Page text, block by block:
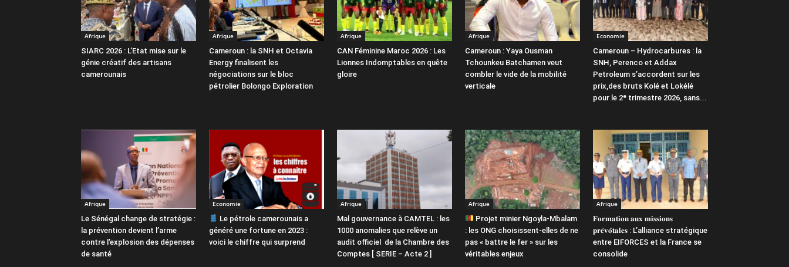
Afrique
SIARC 2026 : L’Etat mise sur le
génie créatif des artisans
camerounais
Afrique
Cameroun : la SNH et Octavia
Energy finalisent les
négociations sur le bloc
pétrolier Bolongo Exploration
Afrique
CAN Féminine Maroc 2026 : Les
Lionnes Indomptables en quête
gloire
Afrique
Cameroun : Yaya Ousman
Tchounkeu Batchamen veut
combler le vide de la mobilité
verticale
Economie
Cameroun – Hydrocarbures : la
SNH, Perenco et Addax
Petroleum s’accordent sur les
prix,des bruts Kolé et Lokélé
pour le 2ᵉ trimestre 2026, sans...
Afrique
Le Sénégal change de stratégie :
la prévention devient l’arme
contre l’explosion des dépenses
de santé
Economie
Le pétrole camerounais a
généré une fortune en 2023 :
voici le chiffre qui surprend
Afrique
Mal gouvernance à CAMTEL : les
1000 anomalies que relève un
audit officiel de la Chambre des
Comptes [ SERIE – Acte 2 ]
Afrique
Projet minier Ngoyla-Mbalam
: les ONG choisissent-elles de ne
pas « battre le fer » sur les
véritables enjeux
Afrique
𝐅𝐨𝐫𝐦𝐚𝐭𝐢𝐨𝐧 𝐚𝐮𝐱 𝐦𝐢𝐬𝐬𝐢𝐨𝐧𝐬
𝐩𝐫𝐞́𝐯𝐨̂𝐭𝐚𝐥𝐞𝐬 : L’alliance stratégique
entre EIFORCES et la France se
consolide